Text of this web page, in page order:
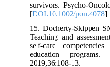
survivors.
[DOI:10.1002/
15. Docherty-Skippen
Teaching and
self-care
education
2019,36:108-13.